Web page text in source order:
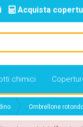
Acquista
chimici
Ombrellone